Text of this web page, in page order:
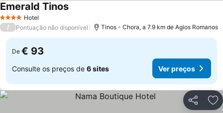
4 EstrelasHotel
Emerald Tinos
/ Pontuação não disponível Tinos - Chora, a 7.9 km de Agios Romanos
De € 93
Consulte os preços de 6 sites Ver preços
Partilhar